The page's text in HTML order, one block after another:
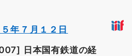
年７月１２日
日本国有鉄道の経